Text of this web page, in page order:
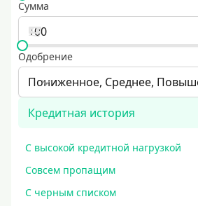
Сумма
Одобрение
Пониженное, Среднее,
Кредитная история
С высокой кредитной нагрузкой
Совсем пропащим
С черным списком